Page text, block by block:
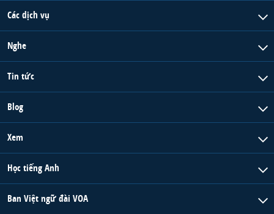
Các dịch vụ
Nghe
Tin tức
Blog
Xem
Học tiếng Anh
Ban Việt ngữ đài VOA